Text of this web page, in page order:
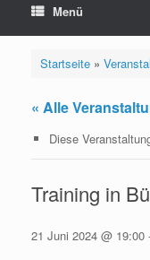
Menü
Startseite»
« Alle
Diese
Training in
21 Juni 2024 @ 19:00